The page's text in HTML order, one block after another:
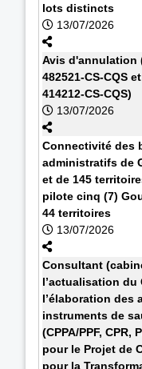
lots distincts
13/07/2026
Avis d'annulation
482521-CS-CQS
414212-CS-CQS)
13/07/2026
Connectivité des
administratifs de
et de 145
pilote cinq (7)
44 territoires
13/07/2026
Consultant
l’actualisation du
l’élaboration des
instruments de
(CPPA/PPF, CPR,
pour le Projet de
pour la